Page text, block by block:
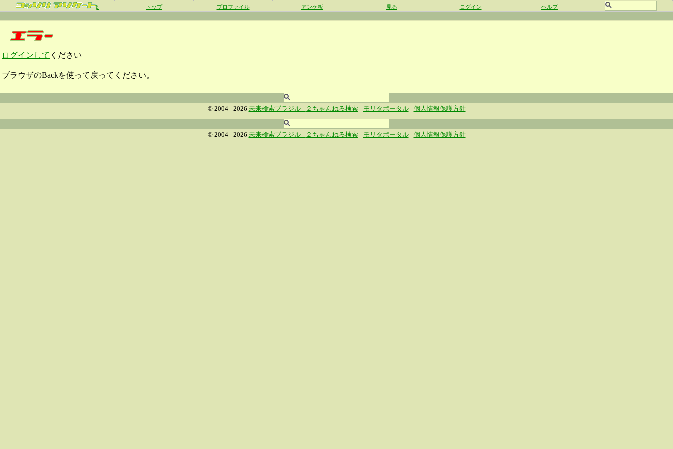
β トップ プロファイル アンケ板 見る ログイン ヘルプ
ログインして ください
ブラウザのBackを使って戻ってください。
© 2004 - 2026 未来検索ブラジル - ２ちゃんねる検索- モリタポータル- 個人情報保護方針
© 2004 - 2026 未来検索ブラジル - ２ちゃんねる検索- モリタポータル- 個人情報保護方針